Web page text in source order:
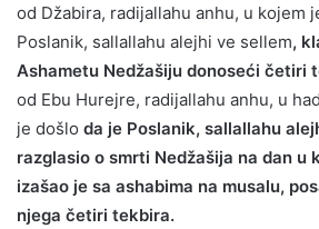
od Džabira, radijallahu anhu, u kojem
Poslanik, sallallahu alejhi ve sellem,
Ashametu Nedžašiju donoseći četiri
od Ebu Hurejre, radijallahu anhu, u
je došlo da je Poslanik, sallallahu
razglasio o smrti Nedžašija na dan u
izašao je sa ashabima na musalu,
njega četiri tekbira.